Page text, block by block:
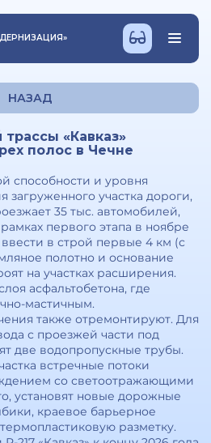
»
НАЗАД
«Кавказ»
полос в Чечне
способности и уровня
загруженного участка дороги,
35 тыс. автомобилей,
первого этапа в ноябре
в строй первые 4 км (с
полотно и основание
на участках расширения.
асфальтобетона, где
мастичным.
также отремонтируют. Для
с проезжей части под
две водопропускные трубы.
встречные потоки
со светоотражающими
установят новые дорожные
краевое барьерное
разметку.